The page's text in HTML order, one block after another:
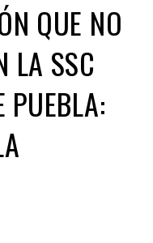
QUE NO
LA SSC
PUEBLA: